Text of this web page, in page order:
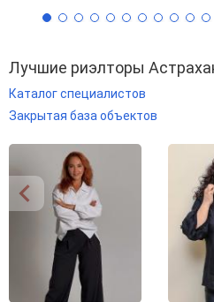
Лучшие риэлторы
Каталог специалистов
Закрытая база объектов